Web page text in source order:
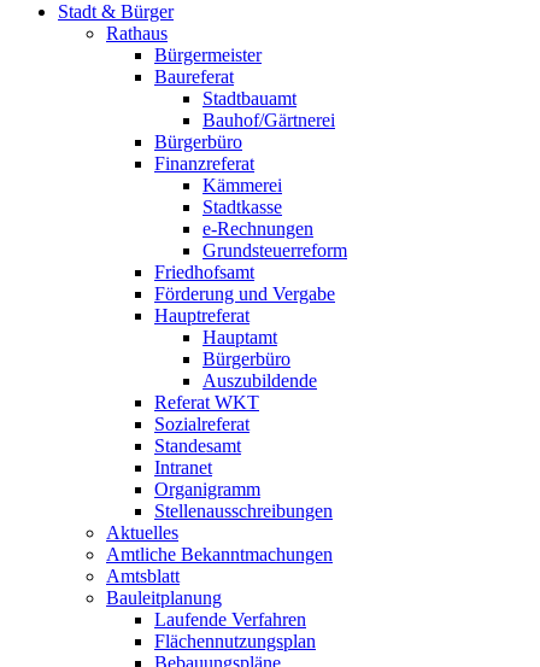
Stadt & Bürger
Rathaus
Bürgermeister
Baureferat
Stadtbauamt
Bauhof/Gärtnerei
Bürgerbüro
Finanzreferat
Kämmerei
Stadtkasse
e-Rechnungen
Grundsteuerreform
Friedhofsamt
Förderung und Vergabe
Hauptreferat
Hauptamt
Bürgerbüro
Auszubildende
Referat WKT
Sozialreferat
Standesamt
Intranet
Organigramm
Stellenausschreibungen
Aktuelles
Amtliche Bekanntmachungen
Amtsblatt
Bauleitplanung
Laufende Verfahren
Flächennutzungsplan
Bebauungspläne